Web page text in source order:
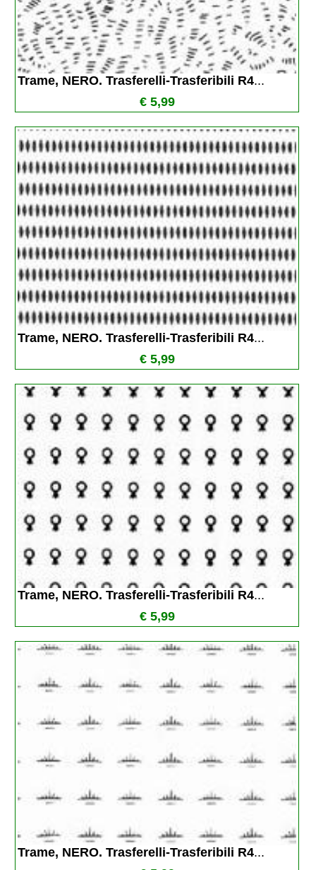
Trame, NERO. Trasferelli-Trasferibili R4...
€ 5,99
Trame, NERO. Trasferelli-Trasferibili R4...
€ 5,99
Trame, NERO. Trasferelli-Trasferibili R4...
€ 5,99
Trame, NERO. Trasferelli-Trasferibili R4...